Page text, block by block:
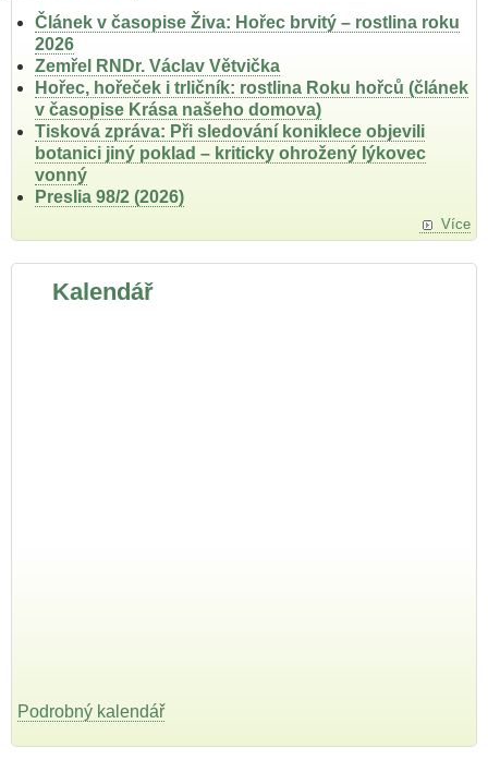
Článek v časopise Živa: Hořec brvitý – rostlina roku
2026
Zemřel RNDr. Václav Větvička
Hořec, hořeček i trličník: rostlina Roku hořců (článek
v časopise Krása našeho domova)
Tisková zpráva: Při sledování koniklece objevili
botanici jiný poklad – kriticky ohrožený lýkovec
vonný
Preslia 98/2 (2026)
Více
Kalendář
Podrobný kalendář